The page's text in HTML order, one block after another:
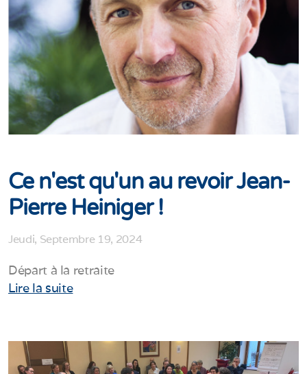
Ce n'est qu'un au revoir Jean-
Pierre Heiniger !
Jeudi, Septembre 19, 2024
Départ à la retraite
Lire la suite